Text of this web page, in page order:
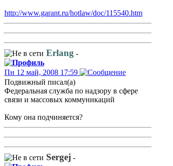
http://www.garant.ru/hotlaw/doc/115540.htm
Erlang -
Пн 12 май, 2008 17:59
Подвижный писал(а)
Федеральная служба по надзору в сфере
связи и массовых коммуникаций
Кому она подчиняется?
Sergej -